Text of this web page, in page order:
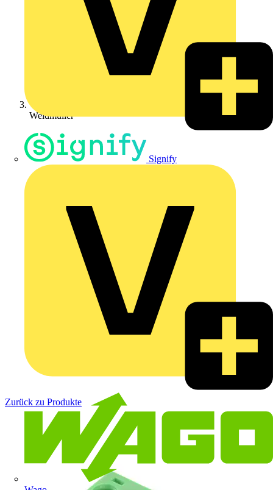
Signify
Weidmüller
Zurück zu Produkte